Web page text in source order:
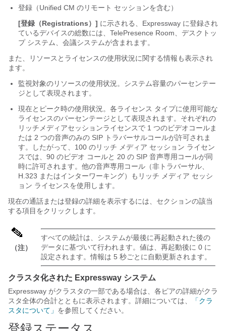
登録（Unified CM のリモート セッションを含む）
[登録（Registrations）] に示される、Expressway に登録され
ているデバイスの総数には、TelePresence Room、デスクトッ
プ システム、会議システムが含まれます。
また、リソースとライセンスの使用状況に関する情報も表示され
ます。
監視対象のリソースの使用状況。システム容量のパーセンテー
ジとして表現されます。
現在とピーク時の使用状況。各ライセンス タイプに使用可能な
ライセンスのパーセンテージとして表現されます。それぞれの
リッチメディアセッションライセンスで 1 つのビデオコールま
たは 2 つの音声のみの SIP トラバーサルコールが許可されま
す。したがって、100 のリッチ メディア セッション ライセン
スでは、90 のビデオ コールと 20 の SIP 音声専用コールが同
時に許可されます。他の音声専用コール（非トラバーサル、
H.323 またはインターワーキング）もリッチ メディア セッシ
ョン ライセンスを使用します。
現在の通話または登録の詳細を表示するには、セクションの該当
する項目をクリックします。
（注）
すべての統計は、システムが最後に再起動された後の
データに基づいて行われます。値は、再起動後に 0 に
設定されます。情報は 5 秒ごとに自動更新されます。
クラスタ化された Expressway システム
Expressway がクラスタの一部である場合は、各ピアの詳細がクラ
スタ全体の合計とともに表示されます。詳細については、
「クラ
スタについて」 を参照してください。
登録ステータス